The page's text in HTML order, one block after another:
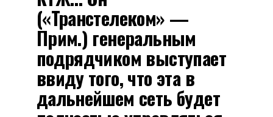
(«Транстелеком» —
Прим.) генеральным
подрядчиком выступает
ввиду того, что эта в
дальнейшем сеть будет